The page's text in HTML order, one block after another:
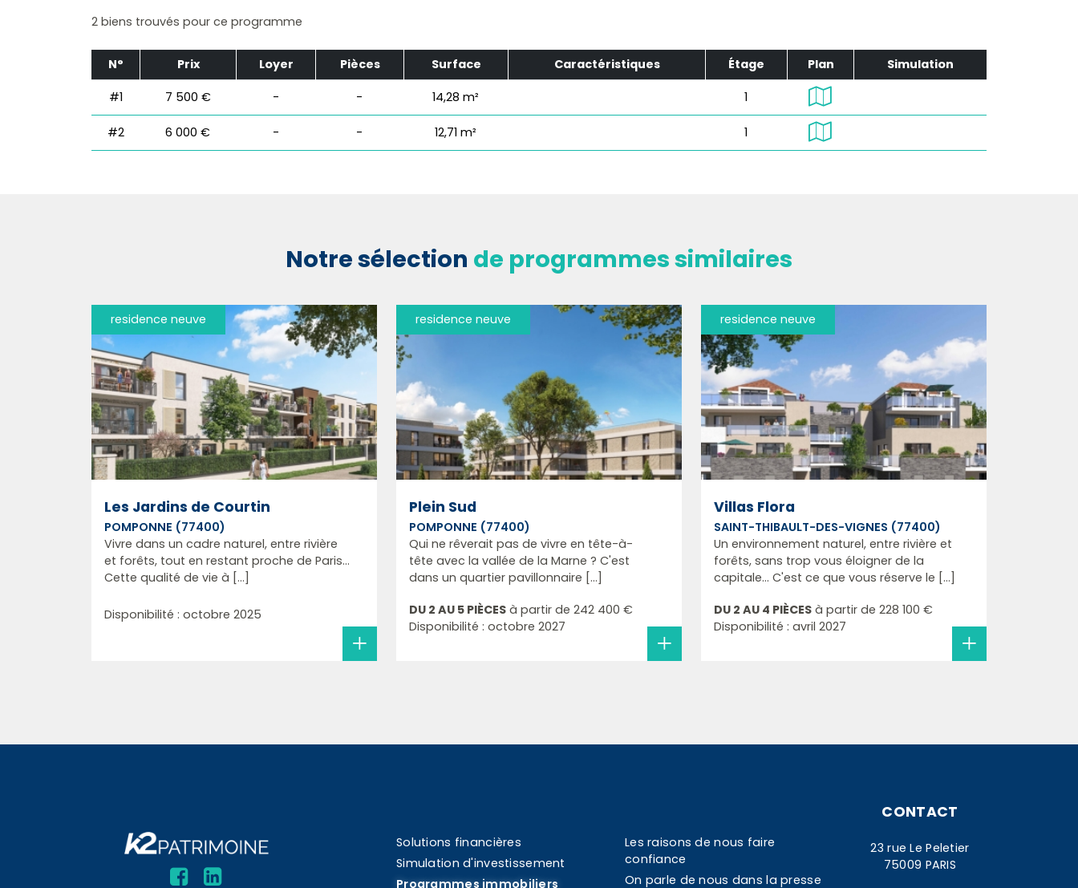
2 biens trouvés pour ce programme
N° Prix Loyer Pièces Surface Caractéristiques Étage Plan Simulation
#1 7 500 € - - 14,28 m² 1
#2 6 000 € - - 12,71 m² 1
Notre sélection de programmes similaires
residence neuve
Les Jardins de Courtin
POMPONNE (77400)
Vivre dans un cadre naturel, entre rivière
et forêts, tout en restant proche de Paris...
Cette qualité de vie à [...]
Disponibilité : octobre 2025
residence neuve
Plein Sud
POMPONNE (77400)
Qui ne rêverait pas de vivre en tête-à-
tête avec la vallée de la Marne ? C'est
dans un quartier pavillonnaire [...]
DU 2 AU 5 PIÈCES à partir de 242 400 €
Disponibilité : octobre 2027
residence neuve
Villas Flora
SAINT-THIBAULT-DES-VIGNES (77400)
Un environnement naturel, entre rivière et
forêts, sans trop vous éloigner de la
capitale... C'est ce que vous réserve le [...]
DU 2 AU 4 PIÈCES à partir de 228 100 €
Disponibilité : avril 2027
Solutions financières
Simulation d'investissement
Programmes immobiliers
Les raisons de nous faire
confiance
On parle de nous dans la presse
CONTACT
23 rue Le Peletier
75009 PARIS